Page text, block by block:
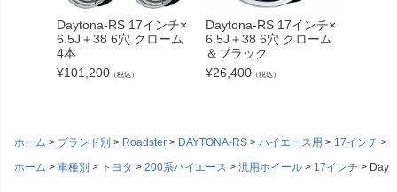
Daytona-RS 17インチ×
6.5J＋38 6穴 クローム
4本
¥101,200 （税込）
Daytona-RS 17インチ×
6.5J＋38 6穴 クローム
＆ブラック
¥26,400 （税込）
ホーム ブランド別 Roadster DAYTONA-RS ハイエース用 17インチ
ホーム
車種別 トヨタ 200系ハイエース 汎用ホイール 17インチ